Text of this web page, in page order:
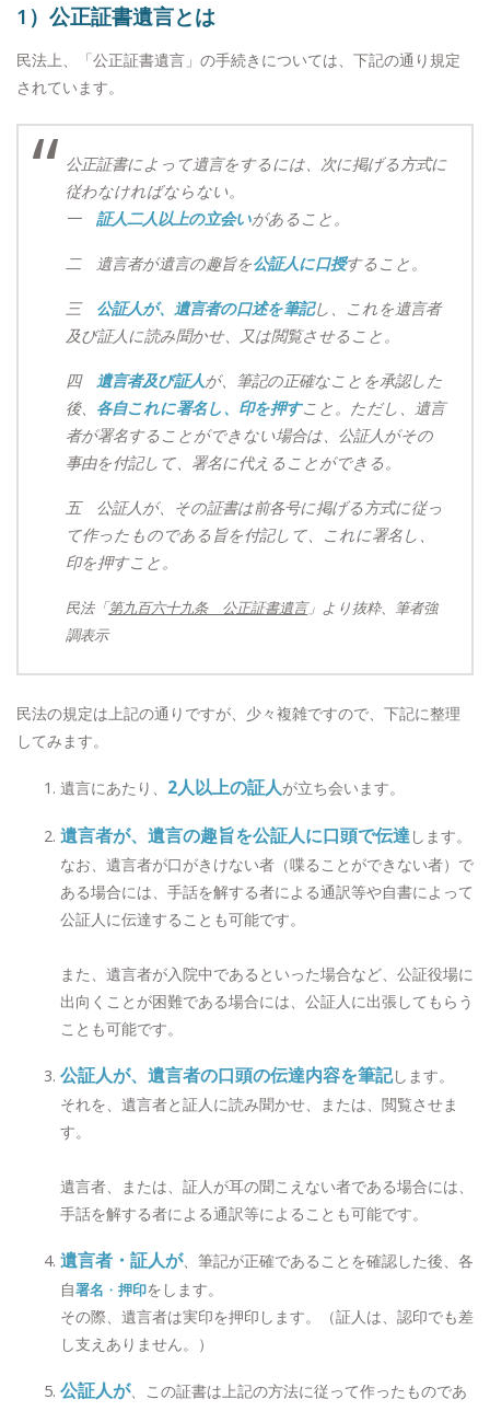
1）公正証書遺言とは
民法上、「公正証書遺言」の手続きについては、下記の通り規定
されています。
公正証書によって遺言をするには、次に掲げる方式に
従わなければならない。
一証人二人以上の立会いがあること。
二 遺言者が遺言の趣旨を公証人に口授すること。
三 公証人が、遺言者の口述を筆記し、これを遺言者
及び証人に読み聞かせ、又は閲覧させること。
四遺言者及び証人が、筆記の正確なことを承認した
後、 各自これに署名し、印を押すこと。ただし、遺言
者が署名することができない場合は、公証人がその
事由を付記して、署名に代えることができる。
五 公証人が、その証書は前各号に掲げる方式に従っ
て作ったものである旨を付記して、これに署名し、
印を押すこと。
民法「第九百六十九条 公正証書遺言」より抜粋、筆者強
調表示
民法の規定は上記の通りですが、少々複雑ですので、下記に整理
してみます。
遺言にあたり、 2人以上の証人が立ち会います。
遺言者が、遺言の趣旨を公証人に口頭で伝達します。
なお、遺言者が口がきけない者（喋ることができない者）で
ある場合には、手話を解する者による通訳等や自書によって
公証人に伝達することも可能です。
また、遺言者が入院中であるといった場合など、公証役場に
出向くことが困難である場合には、公証人に出張してもらう
ことも可能です。
公証人が、遺言者の口頭の伝達内容を筆記します。
それを、遺言者と証人に読み聞かせ、または、閲覧させま
す。
遺言者、または、証人が耳の聞こえない者である場合には、
手話を解する者による通訳等によることも可能です。
遺言者・証人が、筆記が正確であることを確認した後、各
自署名 ・ 押印をします。
その際、遺言者は実印を押印します。（証人は、認印でも差
し支えありません。）
公証人が、この証書は上記の方法に従って作ったものであ